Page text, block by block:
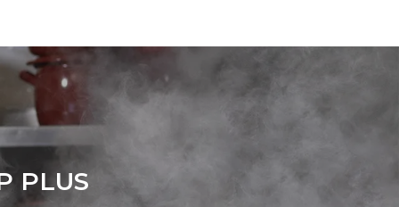
которой
быть
2 часа работы пустой печи при 180 °C
PLUS